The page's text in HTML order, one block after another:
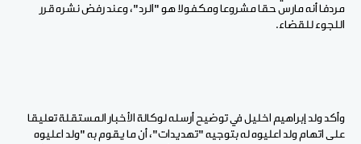
مردفا أنه مارس حقا مشروعا ومكفولا هو "الرد"، وعند رفض نشره قرر
اللجوء للقضاء.
وأكد ولد إبراهيم اخليل في توضيح أرسله لوكالة الأخبار المستقلة تعليقا
على اتهام ولد اعليوه له بتوجيه "تهديدات"، أن ما يقوم به "ولد اعليوه